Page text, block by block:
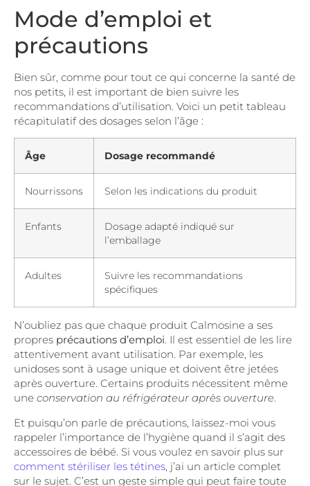
Mode d’emploi et
précautions
Bien sûr, comme pour tout ce qui concerne la santé de
nos petits, il est important de bien suivre les
recommandations d’utilisation. Voici un petit tableau
récapitulatif des dosages selon l’âge :
Âge Dosage recommandé
Nourrissons Selon les indications du produit
Enfants
Dosage adapté indiqué sur
l’emballage
Adultes
Suivre les recommandations
spécifiques
N’oubliez pas que chaque produit Calmosine a ses
propres précautions d’emploi. Il est essentiel de les lire
attentivement avant utilisation. Par exemple, les
unidoses sont à usage unique et doivent être jetées
après ouverture. Certains produits nécessitent même
une conservation au réfrigérateur après ouverture.
Et puisqu’on parle de précautions, laissez-moi vous
rappeler l’importance de l’hygiène quand il s’agit des
accessoires de bébé. Si vous voulez en savoir plus sur
comment stériliser les tétines , j’ai un article complet
sur le sujet. C’est un geste simple qui peut faire toute